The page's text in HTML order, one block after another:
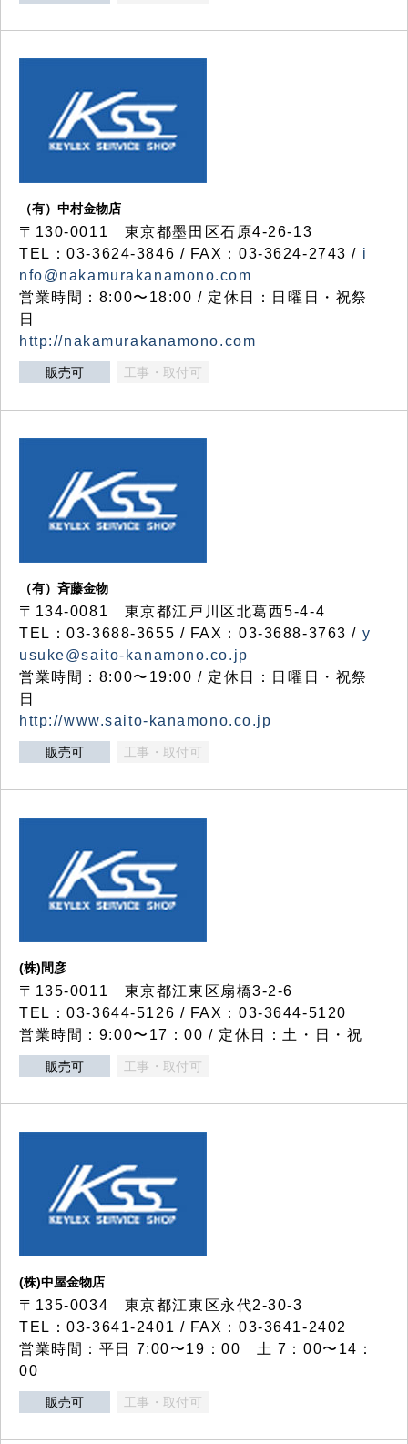
（有）中村金物店
〒130-0011 東京都墨田区石原4-26-13
TEL：03-3624-3846 / FAX：03-3624-2743 / i
nfo@nakamurakanamono.com
営業時間：8:00〜18:00 / 定休日：日曜日・祝祭
日
http://nakamurakanamono.com
販売可 工事・取付可
（有）斉藤金物
〒134-0081 東京都江戸川区北葛西5-4-4
TEL：03-3688-3655 / FAX：03-3688-3763 / y
usuke@saito-kanamono.co.jp
営業時間：8:00〜19:00 / 定休日：日曜日・祝祭
日
http://www.saito-kanamono.co.jp
販売可 工事・取付可
(株)間彦
〒135-0011 東京都江東区扇橋3-2-6
TEL：03-3644-5126 / FAX：03-3644-5120
営業時間：9:00〜17：00 / 定休日：土・日・祝
販売可 工事・取付可
(株)中屋金物店
〒135-0034 東京都江東区永代2-30-3
TEL：03-3641-2401 / FAX：03-3641-2402
営業時間：平日 7:00〜19：00 土 7：00〜14：
00
販売可 工事・取付可